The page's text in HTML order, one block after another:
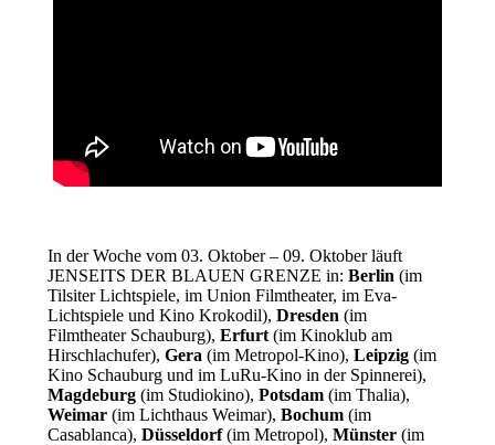
In der Woche vom 03. Oktober – 09. Oktober läuft
JENSEITS DER BLAUEN GRENZE in: Berlin (im
Tilsiter Lichtspiele, im Union Filmtheater, im Eva-
Lichtspiele und Kino Krokodil), Dresden (im
Filmtheater Schauburg), Erfurt(im Kinoklub am
Hirschlachufer), Gera (im Metropol-Kino), Leipzig(im
Kino Schauburg und im LuRu-Kino in der Spinnerei),
Magdeburg(im Studiokino), Potsdam(im Thalia),
Weimar(im Lichthaus Weimar), Bochum(im
Casablanca), Düsseldorf(im Metropol), Münster(im